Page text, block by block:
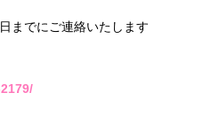
までにご連絡いたします